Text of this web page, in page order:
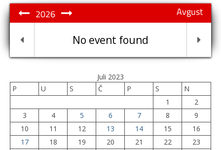
Avgust
2026
No event found
Juli 2023
P
U S Č P S
N
1
2
3
4 5 6 7 8
9
10
11 12 13 14 15
16
17
18 19 20 21 22
23